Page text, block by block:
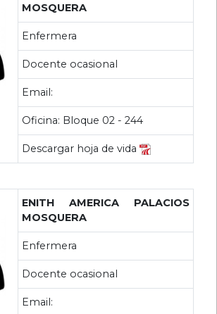
MOSQUERA
Enfermera
Docente ocasional
Email:
Oficina: Bloque 02 - 244
Descargar hoja de vida
ENITH AMERICA PALACIOS
MOSQUERA
Enfermera
Docente ocasional
Email: